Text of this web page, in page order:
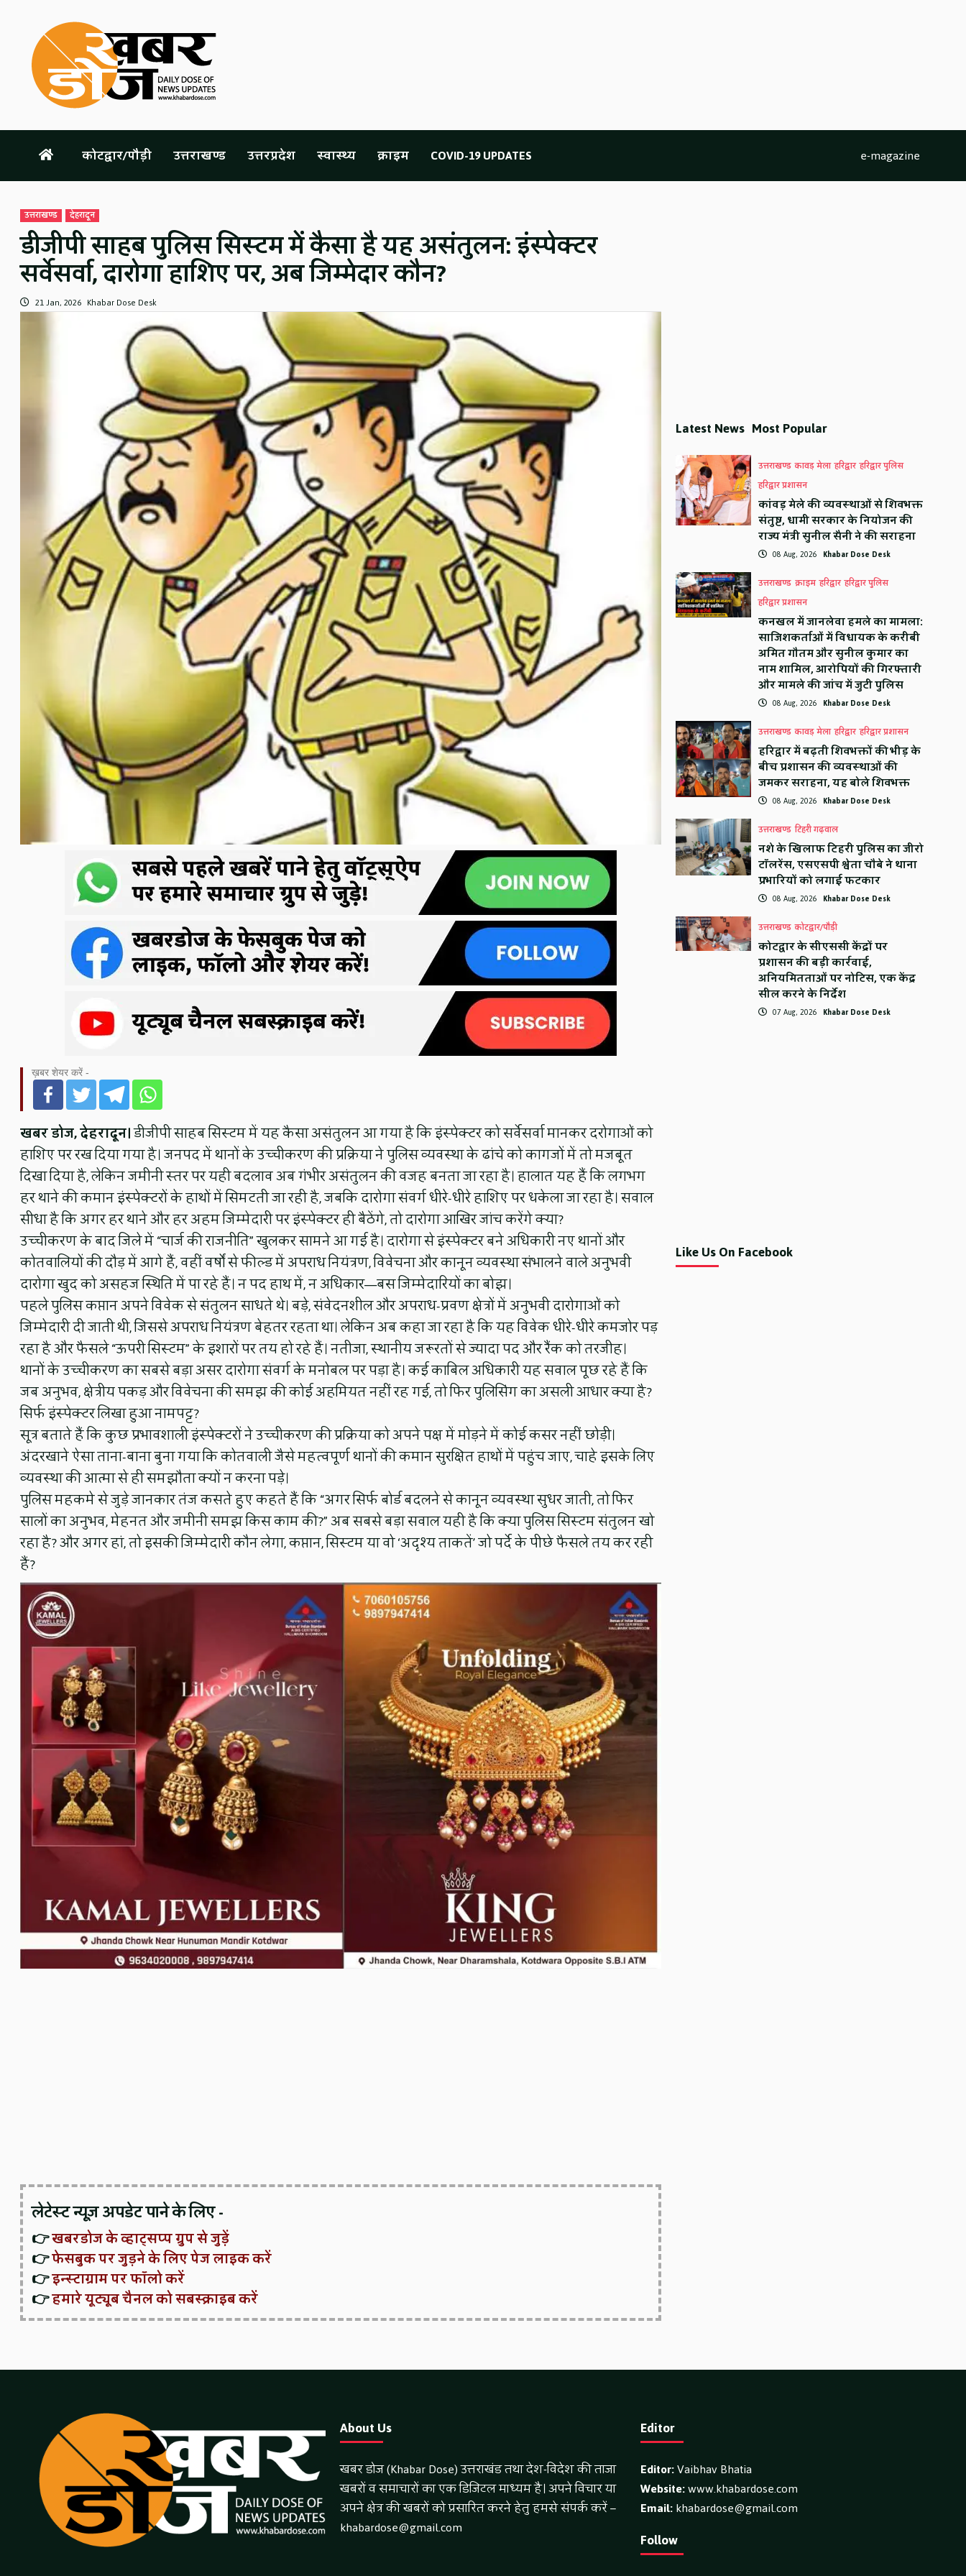
content
कोटद्वार/पौड़ी उत्तराखण्ड उत्तरप्रदेश स्वास्थ्य क्राइम COVID-19 UPDATES e-magazine
उत्तराखण्ड देहरादून
डीजीपी साहब पुलिस सिस्टम में कैसा है यह असंतुलन: इंस्पेक्टर
सर्वेसर्वा, दारोगा हाशिए पर, अब जिम्मेदार कौन?
21 Jan, 2026 Khabar Dose Desk
ख़बर शेयर करें -
खबर डोज, देहरादून।डीजीपी साहब सिस्टम में यह कैसा असंतुलन आ गया है कि इंस्पेक्टर को सर्वेसर्वा मानकर दरोगाओं को
हाशिए पर रख दिया गया है। जनपद में थानों के उच्चीकरण की प्रक्रिया ने पुलिस व्यवस्था के ढांचे को कागजों में तो मजबूत
दिखा दिया है, लेकिन जमीनी स्तर पर यही बदलाव अब गंभीर असंतुलन की वजह बनता जा रहा है। हालात यह हैं कि लगभग
हर थाने की कमान इंस्पेक्टरों के हाथों में सिमटती जा रही है, जबकि दारोगा संवर्ग धीरे-धीरे हाशिए पर धकेला जा रहा है। सवाल
सीधा है कि अगर हर थाने और हर अहम जिम्मेदारी पर इंस्पेक्टर ही बैठेंगे, तो दारोगा आखिर जांच करेंगे क्या?
उच्चीकरण के बाद जिले में “चार्ज की राजनीति” खुलकर सामने आ गई है। दारोगा से इंस्पेक्टर बने अधिकारी नए थानों और
कोतवालियों की दौड़ में आगे हैं, वहीं वर्षों से फील्ड में अपराध नियंत्रण, विवेचना और कानून व्यवस्था संभालने वाले अनुभवी
दारोगा खुद को असहज स्थिति में पा रहे हैं। न पद हाथ में, न अधिकार—बस जिम्मेदारियों का बोझ।
पहले पुलिस कप्तान अपने विवेक से संतुलन साधते थे। बड़े, संवेदनशील और अपराध-प्रवण क्षेत्रों में अनुभवी दारोगाओं को
जिम्मेदारी दी जाती थी, जिससे अपराध नियंत्रण बेहतर रहता था। लेकिन अब कहा जा रहा है कि यह विवेक धीरे-धीरे कमजोर पड़
रहा है और फैसले “ऊपरी सिस्टम” के इशारों पर तय हो रहे हैं। नतीजा, स्थानीय जरूरतों से ज्यादा पद और रैंक को तरजीह।
थानों के उच्चीकरण का सबसे बड़ा असर दारोगा संवर्ग के मनोबल पर पड़ा है। कई काबिल अधिकारी यह सवाल पूछ रहे हैं कि
जब अनुभव, क्षेत्रीय पकड़ और विवेचना की समझ की कोई अहमियत नहीं रह गई, तो फिर पुलिसिंग का असली आधार क्या है?
सिर्फ इंस्पेक्टर लिखा हुआ नामपट्ट?
सूत्र बताते हैं कि कुछ प्रभावशाली इंस्पेक्टरों ने उच्चीकरण की प्रक्रिया को अपने पक्ष में मोड़ने में कोई कसर नहीं छोड़ी।
अंदरखाने ऐसा ताना-बाना बुना गया कि कोतवाली जैसे महत्वपूर्ण थानों की कमान सुरक्षित हाथों में पहुंच जाए, चाहे इसके लिए
व्यवस्था की आत्मा से ही समझौता क्यों न करना पड़े।
पुलिस महकमे से जुड़े जानकार तंज कसते हुए कहते हैं कि “अगर सिर्फ बोर्ड बदलने से कानून व्यवस्था सुधर जाती, तो फिर
सालों का अनुभव, मेहनत और जमीनी समझ किस काम की?” अब सबसे बड़ा सवाल यही है कि क्या पुलिस सिस्टम संतुलन खो
रहा है? और अगर हां, तो इसकी जिम्मेदारी कौन लेगा, कप्तान, सिस्टम या वो ‘अदृश्य ताकतें’ जो पर्दे के पीछे फैसले तय कर रही
हैं?
लेटेस्ट न्यूज़ अपडेट पाने के लिए -
👉खबरडोज के व्हाट्सप्प ग्रुप से जुड़ें
👉फेसबुक पर जुड़ने के लिए पेज लाइक करें
👉इन्स्टाग्राम पर फॉलो करें
👉हमारे यूट्यूब चैनल को सबस्क्राइब करें
Latest News Most Popular
उत्तराखण्ड कावड़ मेला हरिद्वार हरिद्वार पुलिस
हरिद्वार प्रशासन
कांवड़ मेले की व्यवस्थाओं से शिवभक्त
संतुष्ट, धामी सरकार के नियोजन की
राज्य मंत्री सुनील सैनी ने की सराहना
08 Aug, 2026 Khabar Dose Desk
उत्तराखण्ड क्राइम हरिद्वार हरिद्वार पुलिस
हरिद्वार प्रशासन
कनखल में जानलेवा हमले का मामला:
साजिशकर्ताओं में विधायक के करीबी
अमित गौतम और सुनील कुमार का
नाम शामिल, आरोपियों की गिरफ्तारी
और मामले की जांच में जुटी पुलिस
08 Aug, 2026 Khabar Dose Desk
उत्तराखण्ड कावड़ मेला हरिद्वार हरिद्वार प्रशासन
हरिद्वार में बढ़ती शिवभक्तों की भीड़ के
बीच प्रशासन की व्यवस्थाओं की
जमकर सराहना, यह बोले शिवभक्त
08 Aug, 2026 Khabar Dose Desk
उत्तराखण्ड टिहरी गढ़वाल
नशे के खिलाफ टिहरी पुलिस का जीरो
टॉलरेंस, एसएसपी श्वेता चौबे ने थाना
प्रभारियों को लगाई फटकार
08 Aug, 2026 Khabar Dose Desk
उत्तराखण्ड कोटद्वार/पौड़ी
कोटद्वार के सीएससी केंद्रों पर
प्रशासन की बड़ी कार्रवाई,
अनियमितताओं पर नोटिस, एक केंद्र
सील करने के निर्देश
07 Aug, 2026 Khabar Dose Desk
Like Us On Facebook
About Us
खबर डोज (Khabar Dose) उत्तराखंड तथा देश-विदेश की ताजा
खबरों व समाचारों का एक डिजिटल माध्यम है। अपने विचार या
अपने क्षेत्र की खबरों को प्रसारित करने हेतु हमसे संपर्क करें –
khabardose@gmail.com
Editor
Editor:Vaibhav Bhatia
Website:www.khabardose.com
Email:khabardose@gmail.com
Follow